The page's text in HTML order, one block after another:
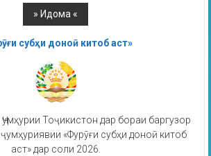
субҳи доноӣ китоб аст»
Тоҷикистон дар бораи баргузор
«Фурӯғи субҳи доноӣ китоб
аст» дар соли 2026.